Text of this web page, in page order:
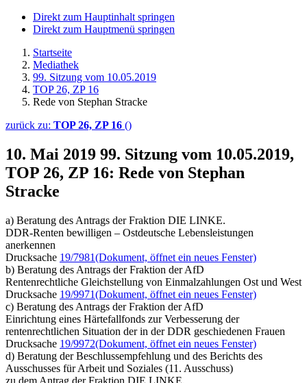
Direkt zum Hauptinhalt springen
Direkt zum Hauptmenü springen
Startseite
Mediathek
99. Sitzung vom 10.05.2019
TOP 26, ZP 16
Rede von Stephan Stracke
zurück zu: TOP 26, ZP 16 ()
10. Mai 2019 99. Sitzung vom 10.05.2019,
TOP 26, ZP 16: Rede von Stephan
Stracke
a) Beratung des Antrags der Fraktion DIE LINKE.
DDR-Renten bewilligen – Ostdeutsche Lebensleistungen
anerkennen
Drucksache 19/7981(Dokument, öffnet ein neues Fenster)
b) Beratung des Antrags der Fraktion der AfD
Rentenrechtliche Gleichstellung von Einmalzahlungen Ost und West
Drucksache 19/9971(Dokument, öffnet ein neues Fenster)
c) Beratung des Antrags der Fraktion der AfD
Einrichtung eines Härtefallfonds zur Verbesserung der
rentenrechtlichen Situation der in der DDR geschiedenen Frauen
Drucksache 19/9972(Dokument, öffnet ein neues Fenster)
d) Beratung der Beschlussempfehlung und des Berichts des
Ausschusses für Arbeit und Soziales (11. Ausschuss)
zu dem Antrag der Fraktion DIE LINKE.